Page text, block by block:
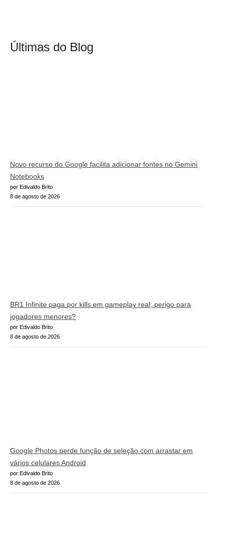
Últimas do Blog
Novo recurso do Google facilita adicionar fontes no Gemini
Notebooks
por Edivaldo Brito
8 de agosto de 2026
BR1 Infinite paga por kills em gameplay real; perigo para
jogadores menores?
por Edivaldo Brito
8 de agosto de 2026
Google Photos perde função de seleção com arrastar em
vários celulares Android
por Edivaldo Brito
8 de agosto de 2026